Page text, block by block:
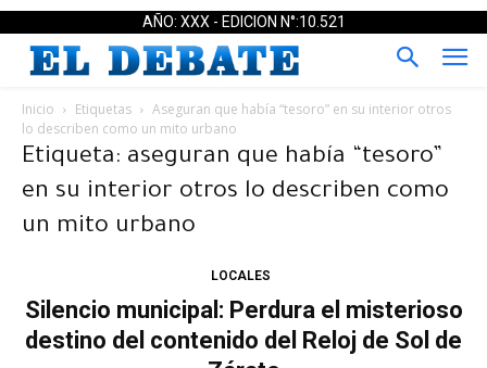
AÑO: XXX - EDICION N°:10.521
Inicio Etiquetas
Aseguran que había “tesoro” en su interior otros
lo describen como un mito urbano
Etiqueta: aseguran que había “tesoro”
en su interior otros lo describen como
un mito urbano
LOCALES
Silencio municipal: Perdura el misterioso
destino del contenido del Reloj de Sol de